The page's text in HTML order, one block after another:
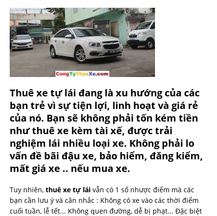
Thuê xe tự lái đang là xu hướng của các
bạn trẻ vì sự tiện lợi, linh hoạt và giá rẻ
của nó. Bạn sẽ không phải tốn kém tiền
như thuê xe kèm tài xế, được trải
nghiệm lái nhiều loại xe. Không phải lo
vấn đề bãi đậu xe, bảo hiểm, đăng kiểm,
mất giá xe .. nếu mua xe.
Tuy nhiên, thuê xe tự lái vẫn có 1 số nhược điểm mà các
bạn cần lưu ý và cân nhắc : Không có xe vào các thời điểm
cuối tuần, lễ tết... Không quen đường, dễ bị phạt... Đặc biệt